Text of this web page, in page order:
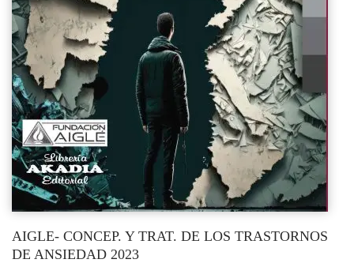
AIGLE- CONCEP. Y TRAT. DE LOS TRASTORNOS
DE ANSIEDAD 2023